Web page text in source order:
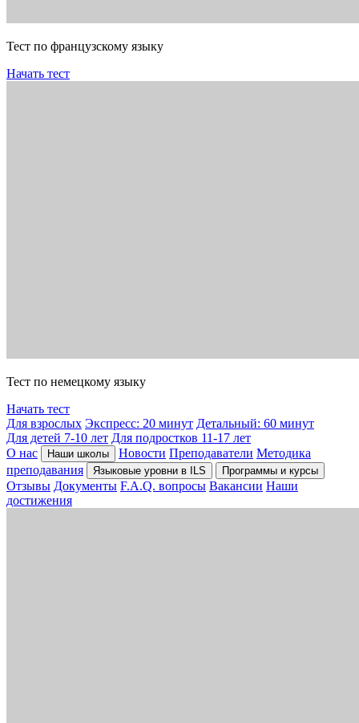
Тест по французскому языку
Начать тест
Тест по немецкому языку
Начать тест
Для взрослых Экспресс: 20 минут Детальный: 60 минут
Для детей 7-10 лет Для подростков 11-17 лет
О нас
Наши школы Новости Преподаватели Методика
преподавания
Языковые уровни в ILS Программы и курсы
Отзывы Документы F.A.Q. вопросы Вакансии Наши
достижения